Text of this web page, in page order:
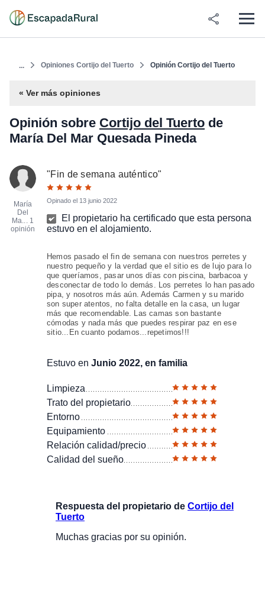
... Opiniones Cortijo del Tuerto Opinión Cortijo del Tuerto
« Ver más opiniones
Opinión sobre Cortijo del Tuerto de
María Del Mar Quesada Pineda
María
Del
Ma... 1
opinión
"Fin de semana auténtico"
Opinado el 13 junio 2022
El propietario ha certificado que esta persona
estuvo en el alojamiento.
Hemos pasado el fin de semana con nuestros perretes y
nuestro pequeño y la verdad que el sitio es de lujo para lo
que queríamos, pasar unos días con piscina, barbacoa y
desconectar de todo lo demás. Los perretes lo han pasado
pipa, y nosotros más aún. Además Carmen y su marido
son super atentos, no falta detalle en la casa, un lugar
más que recomendable. Las camas son bastante
cómodas y nada más que puedes respirar paz en ese
sitio...En cuanto podamos...repetimos!!!
Estuvo en Junio 2022, en familia
Limpieza
Trato del propietario
Entorno
Equipamiento
Relación calidad/precio
Calidad del sueño
Respuesta del propietario de Cortijo del
Tuerto
Muchas gracias por su opinión.